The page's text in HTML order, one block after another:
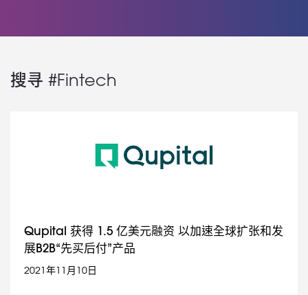
搜寻 #Fintech
Qupital 获得 1.5 亿美元融资 以加速全球扩张和发
展B2B“先买后付”产品
2021年11月10日